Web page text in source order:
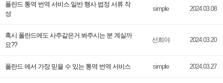
폴란드 통역 번역 서비스 일반 행사 법정 서류 작
성
simple 2024.03.08
혹시 폴란드에도 사주같은거 봐주시는 분 계실까
요??
선희야 2024.03.20
폴란드 에서 가장 믿을 수 있는 통역 번역 서비스 simple 2024.03.27